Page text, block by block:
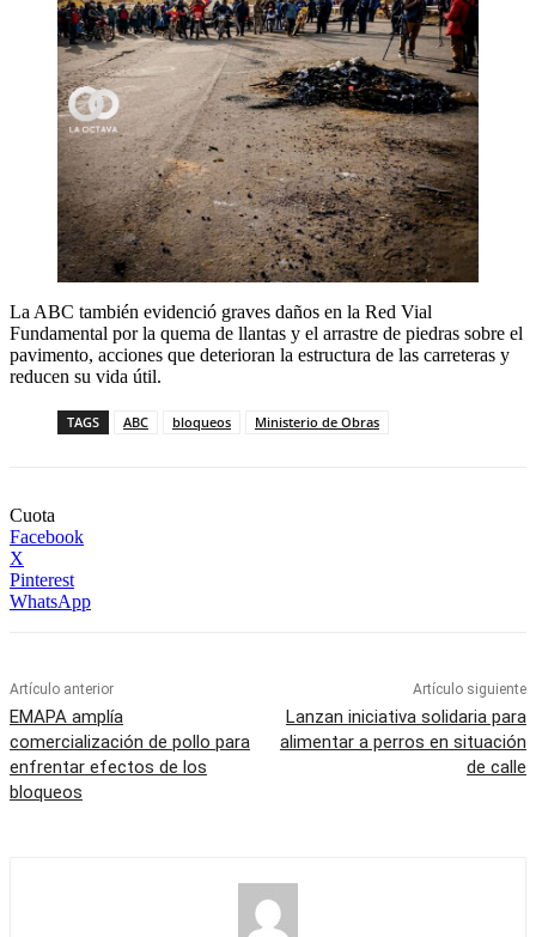
La ABC también evidenció graves daños en la Red Vial
Fundamental por la quema de llantas y el arrastre de piedras sobre el
pavimento, acciones que deterioran la estructura de las carreteras y
reducen su vida útil.
TAGS ABC bloqueos Ministerio de Obras
Cuota
Facebook
X
Pinterest
WhatsApp
Artículo anterior
EMAPA amplía
comercialización de pollo para
enfrentar efectos de los
bloqueos
Artículo siguiente
Lanzan iniciativa solidaria para
alimentar a perros en situación
de calle